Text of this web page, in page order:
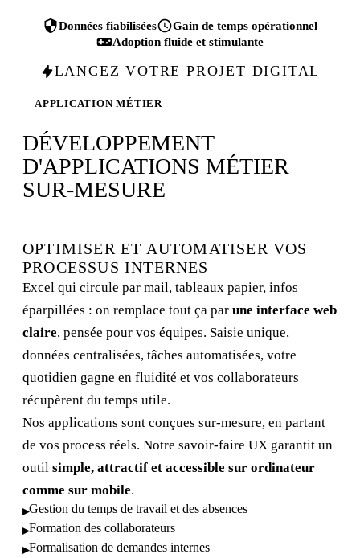
Données fiabilisées
Gain de temps opérationnel
Adoption fluide et stimulante
LANCEZ VOTRE PROJET DIGITAL
APPLICATION MÉTIER
DÉVELOPPEMENT
D'APPLICATIONS MÉTIER
SUR-MESURE
OPTIMISER ET AUTOMATISER VOS
PROCESSUS INTERNES
Excel qui circule par mail, tableaux papier, infos
éparpillées : on remplace tout ça par une interface web
claire, pensée pour vos équipes. Saisie unique,
données centralisées, tâches automatisées, votre
quotidien gagne en fluidité et vos collaborateurs
récupèrent du temps utile.
Nos applications sont conçues sur-mesure, en partant
de vos process réels. Notre savoir-faire UX garantit un
outil simple, attractif et accessible sur ordinateur
comme sur mobile.
▸Gestion du temps de travail et des absences
▸Formation des collaborateurs
▸Formalisation de demandes internes